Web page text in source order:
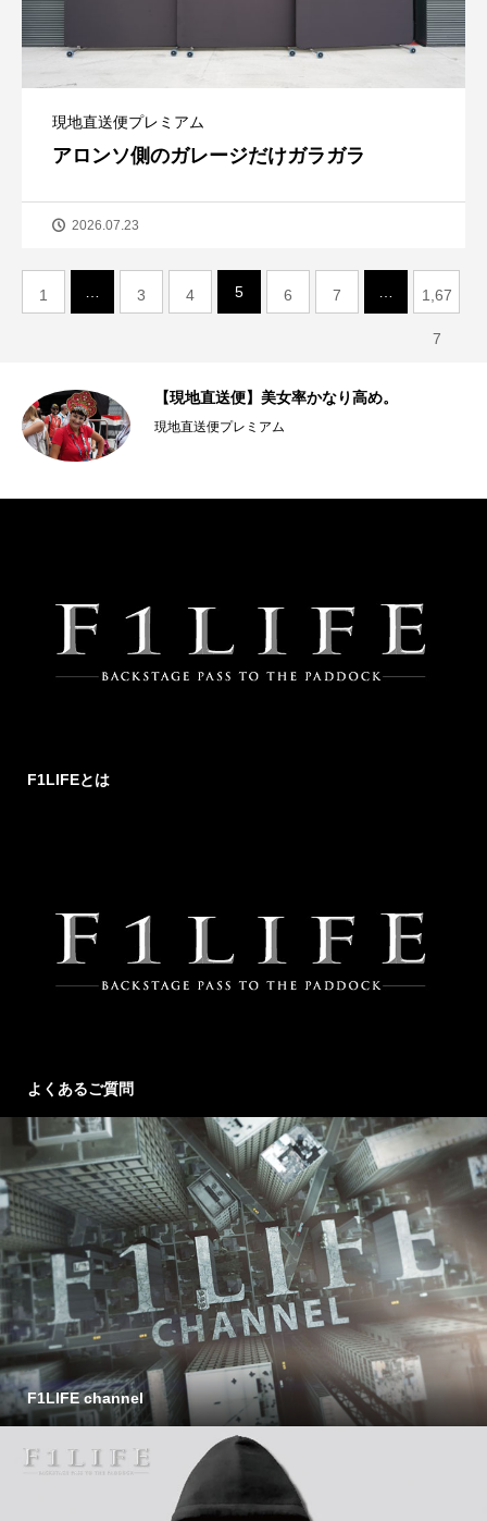
現地直送便プレミアム
アロンソ側のガレージだけガラガラ
2026.07.23
1 3 4 5 6 7 1,67
7
【現地直送便】美女率かなり高め。
現地直送便プレミアム
F1LIFEとは
よくあるご質問
F1LIFE channel